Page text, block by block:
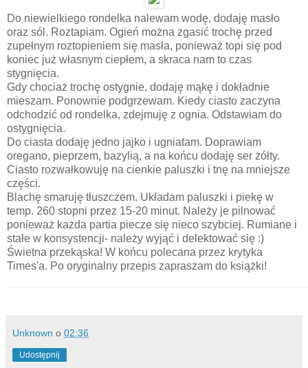
Do niewielkiego rondelka nalewam wodę, dodaję masło
oraz sól. Roztapiam. Ogień można zgasić trochę przed
zupełnym roztopieniem się masła, ponieważ topi się pod
koniec już własnym ciepłem, a skraca nam to czas
stygnięcia.
Gdy chociaż trochę ostygnie, dodaję mąkę i dokładnie
mieszam. Ponownie podgrzewam. Kiedy ciasto zaczyna
odchodzić od rondelka, zdejmuję z ognia. Odstawiam do
ostygnięcia.
Do ciasta dodaję jedno jajko i ugniatam. Doprawiam
oregano, pieprzem, bazylią, a na końcu dodaję ser żółty.
Ciasto rozwałkowuję na cienkie paluszki i tnę na mniejsze
części.
Blachę smaruję tłuszczem. Układam paluszki i piekę w
temp. 260 stopni przez 15-20 minut. Należy je pilnować
ponieważ każda partia piecze się nieco szybciej. Rumiane i
stałe w konsystencji- należy wyjąć i delektować się :)
Świetna przekąska! W końcu polecana przez krytyka
Times'a. Po oryginalny przepis zapraszam do książki!
Unknown o 02:36
Udostępnij